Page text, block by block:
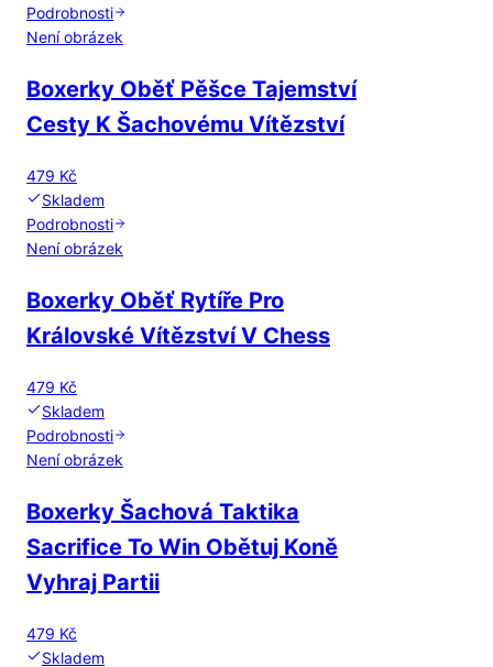
Podrobnosti
Není obrázek
Boxerky Oběť Pěšce Tajemství
Cesty K Šachovému Vítězství
479 Kč
Skladem
Podrobnosti
Není obrázek
Boxerky Oběť Rytíře Pro
Královské Vítězství V Chess
479 Kč
Skladem
Podrobnosti
Není obrázek
Boxerky Šachová Taktika
Sacrifice To Win Obětuj Koně
Vyhraj Partii
479 Kč
Skladem